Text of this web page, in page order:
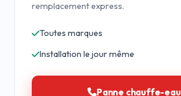
remplacement express.
Toutes marques
Installation le jour même
Panne chauffe-eau